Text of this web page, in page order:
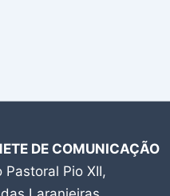
DE COMUNICAÇÃO
Pastoral Pio XII,